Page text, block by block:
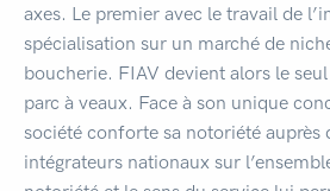
axes. Le premier avec le travail de
spécialisation sur un marché de
boucherie. FIAV devient alors le
parc à veaux. Face à son unique
société conforte sa notoriété auprès
intégrateurs nationaux sur